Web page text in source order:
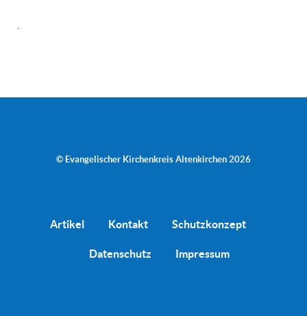
.
© Evangelischer Kirchenkreis Altenkirchen 2026
Artikel Kontakt Schutzkonzept
Datenschutz Impressum